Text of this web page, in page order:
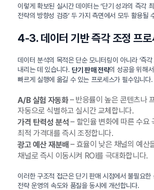
이렇게 확보된 실시간 데이터는 ‘단기 성과의 즉각 최
전략의 방향성 검증’ 두 가지 측면에서 모두 활용될
4-3. 데이터 기반 즉각 조정 프로
데이터 분석의 목적은 단순 모니터링이 아니라 ‘즉
내리는 데 있습니다. 단기 판매 전략의 성공을 위해
빠르게 실행에 옮길 수 있는 프로세스가 필수입니다.
A/B 실험 자동화– 반응률이 높은 콘텐츠나
자동으로 식별하고 실시간 교체합니다.
가격 탄력성 분석 – 할인율 변화에 따른 수요
최적 가격대를 즉시 조정합니다.
광고 예산 재분배 – 효율이 낮은 채널의 예산
채널로 즉시 이동시켜 ROI를 극대화합니다.
이러한 구조적 접근은 단기 판매 시점에서 불필요한
전략 운영의 속도와 품질을 동시에 개선합니다.